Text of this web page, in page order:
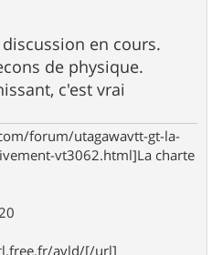
en cours.
de physique.
c'est vrai
forum/utagawavtt-gt-la-
vt3062.html]La charte
avld/[/url]